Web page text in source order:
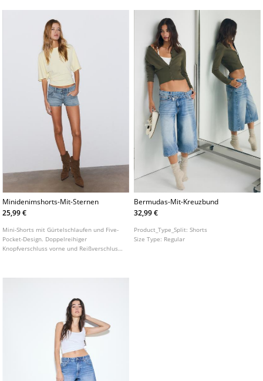
Metallknopf.
Minidenimshorts-Mit-Sternen
25,99 €
Mini-Shorts mit Gürtelschlaufen und Five-
Pocket-Design. Doppelreihiger
Knopfverschluss vorne und Reißverschluss
Bermudas-Mit-Kreuzbund
32,99 €
Product_Type_Split:Shorts
Size Type: Regular